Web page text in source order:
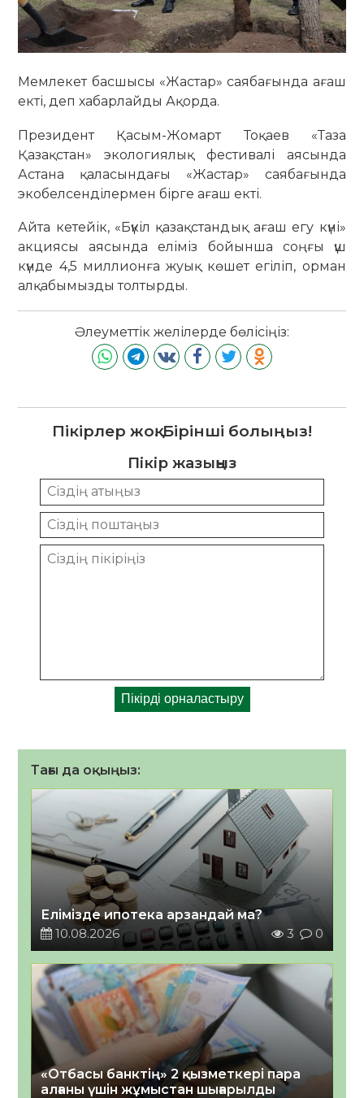
Мемлекет басшысы «Жастар» саябағында ағаш
екті, деп хабарлайды Ақорда.
Президент Қасым-Жомарт Тоқаев «Таза
Қазақстан» экологиялық фестивалі аясында
Астана қаласындағы «Жастар» саябағында
экобелсенділермен бірге ағаш екті.
Айта кетейік, «Бүкіл қазақстандық ағаш егу күні»
акциясы аясында еліміз бойынша соңғы үш
күнде 4,5 миллионға жуық көшет егіліп, орман
алқабымызды толтырды.
Әлеуметтік желілерде бөлісіңіз:
Пікірлер жоқ. Бірінші болыңыз!
Пікір жазыңыз
Тағы да оқыңыз:
Елімізде ипотека арзандай ма?
10.08.2026
3 0
«Отбасы банктің» 2 қызметкері пара
алғаны үшін жұмыстан шығарылды